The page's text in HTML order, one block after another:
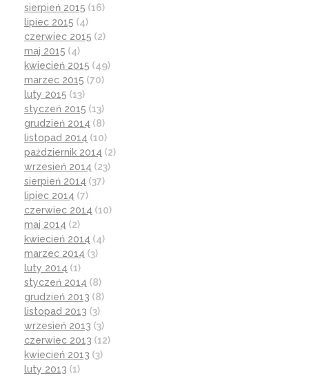
sierpień 2015 (16)
lipiec 2015 (4)
czerwiec 2015 (2)
maj 2015 (4)
kwiecień 2015 (49)
marzec 2015 (70)
luty 2015 (13)
styczeń 2015 (13)
grudzień 2014 (8)
listopad 2014 (10)
październik 2014 (2)
wrzesień 2014 (23)
sierpień 2014 (37)
lipiec 2014 (7)
czerwiec 2014 (10)
maj 2014 (2)
kwiecień 2014 (4)
marzec 2014 (3)
luty 2014 (1)
styczeń 2014 (8)
grudzień 2013 (8)
listopad 2013 (3)
wrzesień 2013 (3)
czerwiec 2013 (12)
kwiecień 2013 (3)
luty 2013 (1)